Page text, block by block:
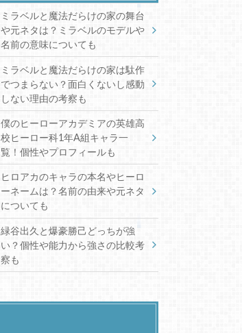
ミラベルと魔法だらけの家の舞台
や元ネタは？ミラベルのモデルや
名前の意味についても
ミラベルと魔法だらけの家は駄作
でつまらない？面白くないし感動
しない理由の考察も
僕のヒーローアカデミアの英雄高
校ヒーロー科1年A組キャラ一
覧！個性やプロフィールも
ヒロアカのキャラの本名やヒーロ
ーネームは？名前の由来や元ネタ
についても
緑谷出久と爆豪勝己どっちが強
い？個性や能力から強さの比較考
察も